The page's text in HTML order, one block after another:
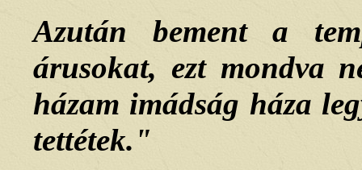
Azután bement a
árusokat, ezt mondva
házam imádság háza
tettétek."